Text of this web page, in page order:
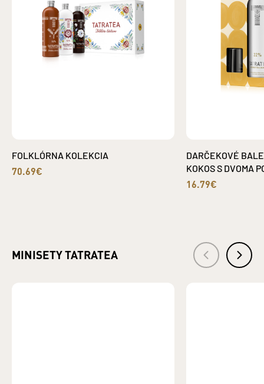
FOLKLÓRNA KOLEKCIA
70.69€
DARČEKOVÉ
KOKOS S DVOMA
16.79€
MINISETY TATRATEA